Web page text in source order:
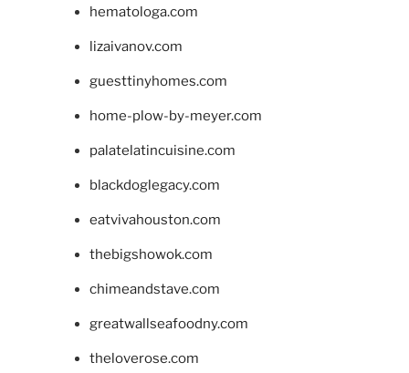
hematologa.com
lizaivanov.com
guesttinyhomes.com
home-plow-by-meyer.com
palatelatincuisine.com
blackdoglegacy.com
eatvivahouston.com
thebigshowok.com
chimeandstave.com
greatwallseafoodny.com
theloverose.com